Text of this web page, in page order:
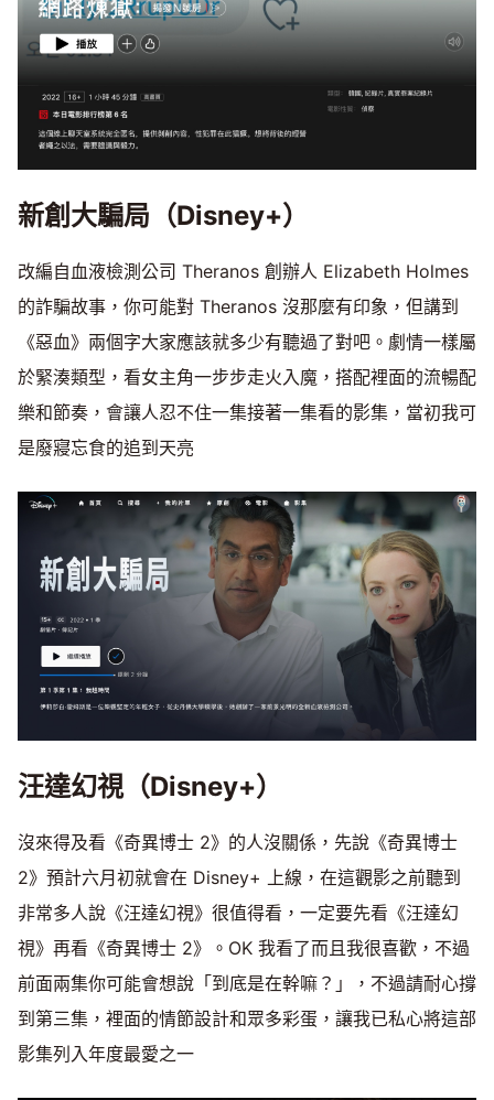
新創大騙局（Disney+）
改編自血液檢測公司 Theranos 創辦人 Elizabeth Holmes
的詐騙故事，你可能對 Theranos 沒那麼有印象，但講到
《惡血》兩個字大家應該就多少有聽過了對吧。劇情一樣屬
於緊湊類型，看女主角一步步走火入魔，搭配裡面的流暢配
樂和節奏，會讓人忍不住一集接著一集看的影集，當初我可
是廢寢忘食的追到天亮
汪達幻視（Disney+）
沒來得及看《奇異博士 2》的人沒關係，先說《奇異博士
2》預計六月初就會在 Disney+ 上線，在這觀影之前聽到
非常多人說《汪達幻視》很值得看，一定要先看《汪達幻
視》再看《奇異博士 2》。OK 我看了而且我很喜歡，不過
前面兩集你可能會想說「到底是在幹嘛？」，不過請耐心撐
到第三集，裡面的情節設計和眾多彩蛋，讓我已私心將這部
影集列入年度最愛之一